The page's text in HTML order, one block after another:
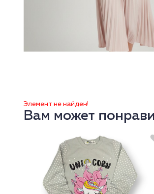
Элемент не найден!
Вам может